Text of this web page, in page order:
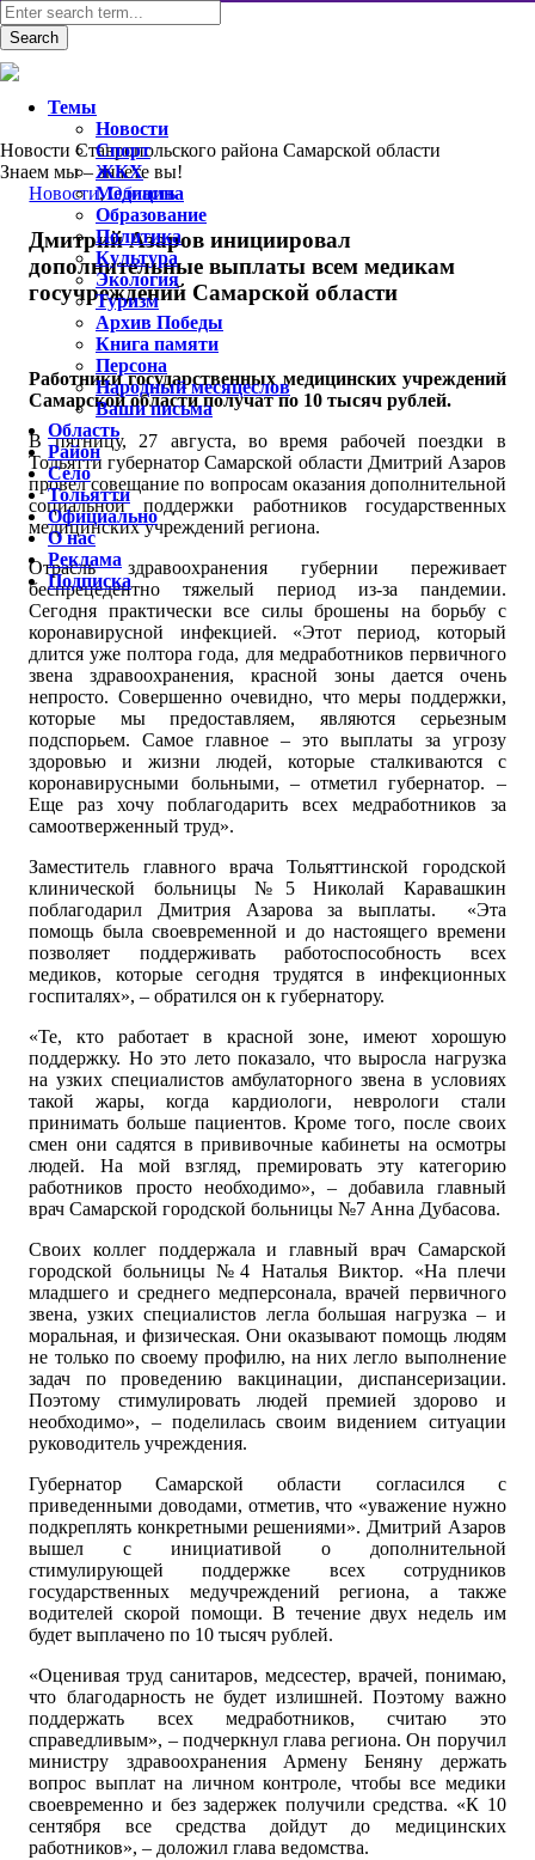
Новости Ставропольского района Самарской области
Знаем мы – знаете вы!
Новости,Область
Дмитрий Азаров инициировал
дополнительные выплаты всем медикам
госучреждений Самарской области
Работники государственных медицинских учреждений
Самарской области получат по 10 тысяч рублей.
В пятницу, 27 августа, во время рабочей поездки в
Тольятти губернатор Самарской области Дмитрий Азаров
провел совещание по вопросам оказания дополнительной
социальной поддержки работников государственных
медицинских учреждений региона.
Отрасль здравоохранения губернии переживает
беспрецедентно тяжелый период из-за пандемии.
Сегодня практически все силы брошены на борьбу с
коронавирусной инфекцией. «Этот период, который
длится уже полтора года, для медработников первичного
звена здравоохранения, красной зоны дается очень
непросто. Совершенно очевидно, что меры поддержки,
которые мы предоставляем, являются серьезным
подспорьем. Самое главное – это выплаты за угрозу
здоровью и жизни людей, которые сталкиваются с
коронавирусными больными, – отметил губернатор. –
Еще раз хочу поблагодарить всех медработников за
самоотверженный труд».
Заместитель главного врача Тольяттинской городской
клинической больницы №5 Николай Каравашкин
поблагодарил Дмитрия Азарова за выплаты. «Эта
помощь была своевременной и до настоящего времени
позволяет поддерживать работоспособность всех
медиков, которые сегодня трудятся в инфекционных
госпиталях», – обратился он к губернатору.
«Те, кто работает в красной зоне, имеют хорошую
поддержку. Но это лето показало, что выросла нагрузка
на узких специалистов амбулаторного звена в условиях
такой жары, когда кардиологи, неврологи стали
принимать больше пациентов. Кроме того, после своих
смен они садятся в прививочные кабинеты на осмотры
людей. На мой взгляд, премировать эту категорию
работников просто необходимо», – добавила главный
врач Самарской городской больницы №7 Анна Дубасова.
Своих коллег поддержала и главный врач Самарской
городской больницы №4 Наталья Виктор. «На плечи
младшего и среднего медперсонала, врачей первичного
звена, узких специалистов легла большая нагрузка – и
моральная, и физическая. Они оказывают помощь людям
не только по своему профилю, на них легло выполнение
задач по проведению вакцинации, диспансеризации.
Поэтому стимулировать людей премией здорово и
необходимо», – поделилась своим видением ситуации
руководитель учреждения.
Губернатор Самарской области согласился с
приведенными доводами, отметив, что «уважение нужно
подкреплять конкретными решениями». Дмитрий Азаров
вышел с инициативой о дополнительной
стимулирующей поддержке всех сотрудников
государственных медучреждений региона, а также
водителей скорой помощи. В течение двух недель им
будет выплачено по 10 тысяч рублей.
«Оценивая труд санитаров, медсестер, врачей, понимаю,
что благодарность не будет излишней. Поэтому важно
поддержать всех медработников, считаю это
справедливым», – подчеркнул глава региона. Он поручил
министру здравоохранения Армену Беняну держать
вопрос выплат на личном контроле, чтобы все медики
своевременно и без задержек получили средства. «К 10
сентября все средства дойдут до медицинских
работников», – доложил глава ведомства.
Темы
Новости
Спорт
ЖКХ
Медицина
Образование
Политика
Культура
Экология
Туризм
Архив Победы
Книга памяти
Персона
Народный месяцеслов
Ваши письма
Область
Район
Село
Тольятти
Официально
О нас
Реклама
Подписка